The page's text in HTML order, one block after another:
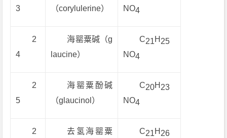
3
（corylulerine）
NO4
2
4
海罂粟碱（g
laucine）
C21H 25
NO4
2
5
海罂粟酚碱
（glaucinol）
C20H 23
NO4
2
去氢海罂粟
C21H 26